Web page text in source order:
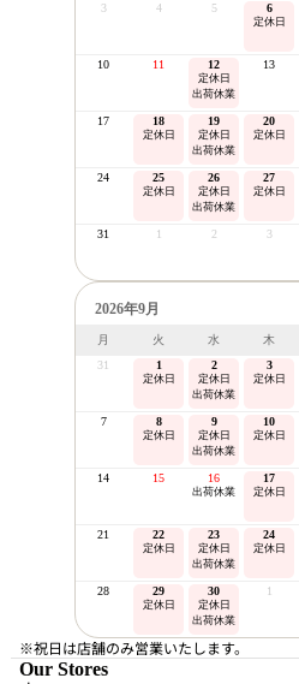
3 4 5 6
定休日
10 11 12
定休日
出荷休業
13
17 18
定休日
19
定休日
出荷休業
20
定休日
24 25
定休日
26
定休日
出荷休業
27
定休日
31 1 2 3
2026年9月
月 火 水 木
31
1
定休日
2
定休日
出荷休業
3
定休日
7 8
定休日
9
定休日
出荷休業
10
定休日
14 15 16
出荷休業
17
定休日
21 22
定休日
23
定休日
出荷休業
24
定休日
28 29
定休日
30
定休日
出荷休業
1
※祝日は店舗のみ営業いたします。
Our Stores